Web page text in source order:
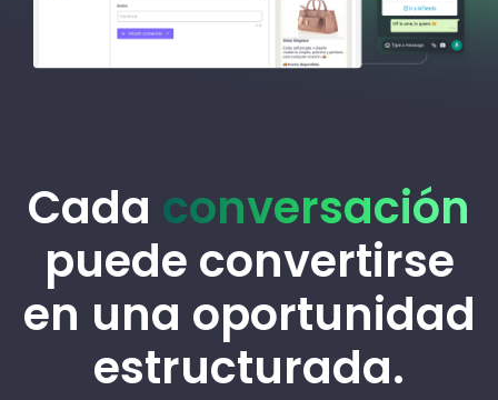
Cada conversación
puede convertirse
en una oportunidad
estructurada.